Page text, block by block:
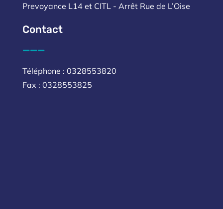
Prevoyance L14 et CITL - Arrêt Rue de L’Oise
Contact
___
Téléphone : 0328553820
Fax : 0328553825